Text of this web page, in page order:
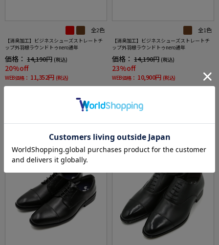
全2色
【消臭加工】ビジネスシューズストレートチ
ップ外羽根ラウンドトゥnero通年
価格： 14,190円 (税込)
20%off
WEB価格： 11,352円 (税込)
★2点目20%OFF
全1色
【消臭加工】ビジネスシューズストレートチ
ップ外羽根ラウンドトゥnero通年
価格： 14,190円 (税込)
23%off
WEB価格： 10,900円 (税込)
★2点目20%OFF